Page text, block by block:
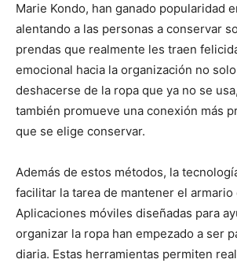
Marie Kondo, han ganado popularidad
alentando a las personas a conservar
prendas que realmente les traen
emocional hacia la organización no
deshacerse de la ropa que ya no se
también promueve una conexión más
que se elige conservar.
Además de estos métodos, la
facilitar la tarea de mantener el armario
Aplicaciones móviles diseñadas para
organizar la ropa han empezado a ser
diaria. Estas herramientas permiten